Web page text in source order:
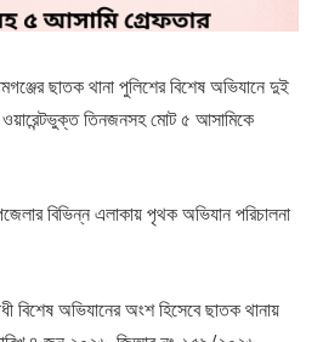
ছাতক থানা পুলিশের বিশেষ অভিযানে দুই
ওয়ারেন্টভুক্ত তিনজনসহ মোট ৫ আসামিকে
বিভিন্ন এলাকায় পৃথক অভিযান পরিচালনা
বিশেষ অভিযানের অংশ হিসেবে ছাতক থানায়